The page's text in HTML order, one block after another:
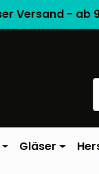
Versand - ab
Gläser